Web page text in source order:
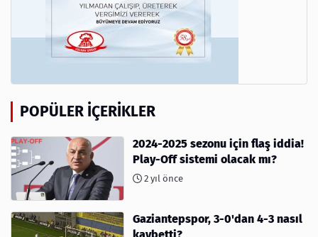
POPÜLER İÇERIKLER
2024-2025 sezonu için flaş iddia!
Play-Off sistemi olacak mı?
2 yıl önce
Gaziantepspor, 3-0'dan 4-3 nasıl
kaybetti?